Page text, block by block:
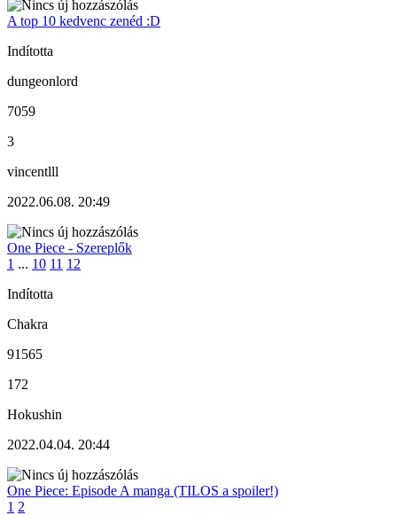
A top 10 kedvenc zenéd :D
Indította
dungeonlord
7059
3
vincentlll
2022.06.08. 20:49
One Piece - Szereplők
1 ... 10 11 12
Indította
Chakra
91565
172
Hokushin
2022.04.04. 20:44
One Piece: Episode A manga (TILOS a spoiler!)
1 2